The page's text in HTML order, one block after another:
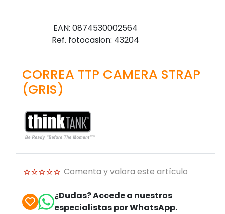
EAN: 0874530002564
Ref. fotocasion: 43204
CORREA TTP CAMERA STRAP
(GRIS)
Comenta y valora este artículo
¿Dudas? Accede a nuestros
especialistas por WhatsApp.